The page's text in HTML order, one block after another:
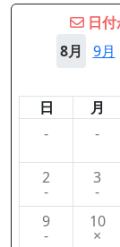
日
8月
9月
日 月
-
-
2
-
3
-
9
-
10
×